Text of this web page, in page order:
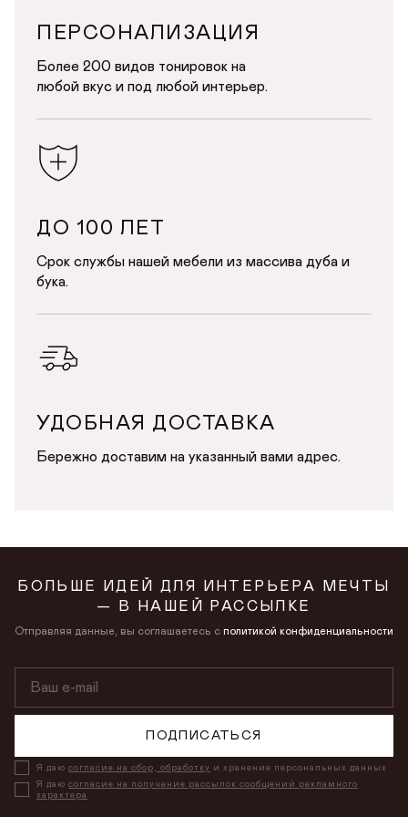
ПЕРСОНАЛИЗАЦИЯ
Более 200 видов тонировок на
любой вкус и под любой интерьер.
ДО 100 ЛЕТ
Срок службы нашей мебели из массива дуба и
бука.
УДОБНАЯ ДОСТАВКА
Бережно доставим на указанный вами адрес.
БОЛЬШЕ ИДЕЙ ДЛЯ ИНТЕРЬЕРА МЕЧТЫ
— В НАШЕЙ РАССЫЛКЕ
Отправляя данные, вы соглашаетесь с политикой конфиденциальности
ПОДПИСАТЬСЯ
Я даю согласие на сбор, обработку и хранение персональных данных
Я даю согласие на получение рассылок сообщений рекламного
характера